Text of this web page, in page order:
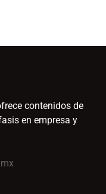
contenidos de
en empresa y